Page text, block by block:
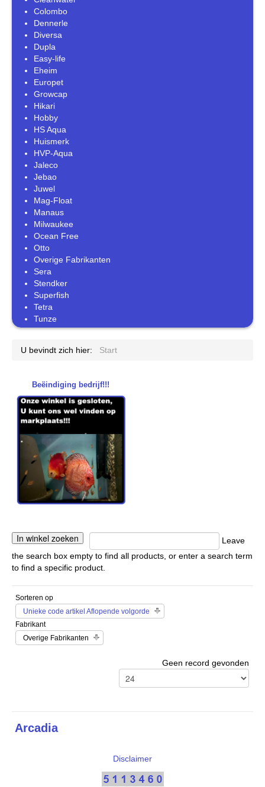
Colombo
Dennerle
Diversa
Dupla
Easy-life
Eheim
Europet
Growcap
Hikari
Hobby
HS Aqua
Huismerk
HVP-Aqua
Jaleco
Jebao
Juwel
Mag-Float
Manaus
Milwaukee
Ocean Free
Otto
Overige Fabrikanten
Sera
Stendker
Superfish
Tetra
Tunze
U bevindt zich hier: Start
Beëindiging bedrijf!!!
Leave
the search box empty to find all products, or enter a search term
to find a specific product.
Sorteren op
Unieke code artikel Aflopende volgorde
Fabrikant
Overige Fabrikanten
Geen record gevonden
Arcadia
Disclaimer